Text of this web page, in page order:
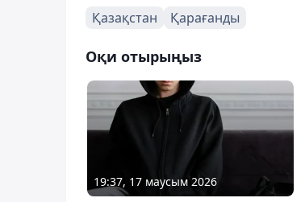
Қазақстан Қарағанды
Оқи отырыңыз
19:37, 17 маусым 2026